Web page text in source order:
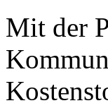
Mit der